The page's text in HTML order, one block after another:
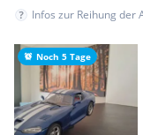
Infos zur Reihung der
Noch 5 Tage